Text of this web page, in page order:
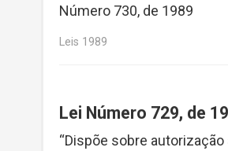
Número 730, de 1989
Leis 1989
Lei Número 729, de
“Dispõe sobre